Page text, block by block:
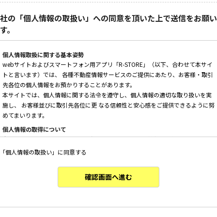
の「個人情報の取扱い」への同意を頂いた上で送信をお願
。
個人情報取扱に関する基本姿勢
webサイトおよびスマートフォン用アプリ「R-STORE」（以下、合わせて本サイ
トと言います）では、 各種不動産情報サービスのご提供にあたり、お客様・取引
先各位の個人情報をお預かりすることがあります。
本サイトでは、個人情報に関する法令を遵守し、個人情報の適切な取り扱いを実
施し、 お客様並びに取引先各位に更 なる信頼性と安心感をご提供できるように努
めてまいります。
個人情報の取得について
本サイトは、偽りその他不正の手段によらず適正に個人情報を取得いたします。
個人情報の利用について
・ 本サイトへのお問い合わせ、ご相談、お見積り依頼他、お客様からのご連絡の
「個人情報の取扱い」に同意する
確認画面へ進む